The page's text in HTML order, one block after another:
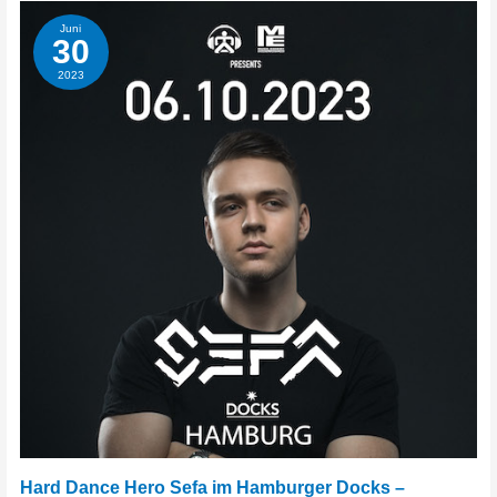
Juni
30
2023
Hard Dance Hero Sefa im Hamburger Docks –